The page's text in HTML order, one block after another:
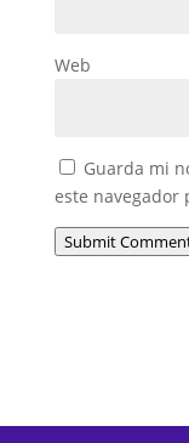
Web
Guarda mi
este navegador
Submit